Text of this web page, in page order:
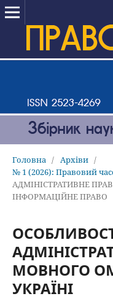
Головна / Архіви /
№ 1 (2026): Правовий
АДМІНІСТРАТИВНЕ
ІНФОРМАЦІЙНЕ ПРАВО
МОВНОГО
УКРАЇНІ